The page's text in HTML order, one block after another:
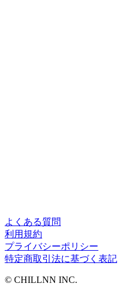
よくある質問
利用規約
プライバシーポリシー
特定商取引法に基づく表記
©︎ CHILLNN INC.